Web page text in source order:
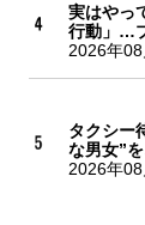
実はやっ
行動」…
2026年
タクシー
な男女”
2026年